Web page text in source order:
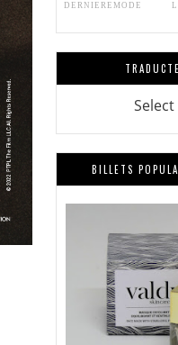
DERNIEREMODE
BILLETS